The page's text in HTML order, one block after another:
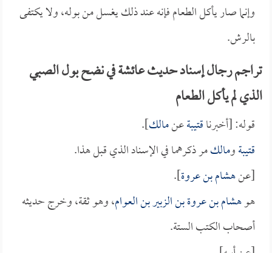
وإنما صار يأكل الطعام فإنه عند ذلك يغسل من بوله، ولا يكتفى
بالرش.
تراجم رجال إسناد حديث عائشة في نضح بول الصبي
الذي لم يأكل الطعام
قوله: [أخبرناقتيبةعنمالك].
قتيبةومالكمر ذكرهما في الإسناد الذي قبل هذا.
[عنهشام بن عروة].
هوهشام بن عروة بن الزبير بن العوام، وهو ثقة، وخرج حديثه
أصحاب الكتب الستة.